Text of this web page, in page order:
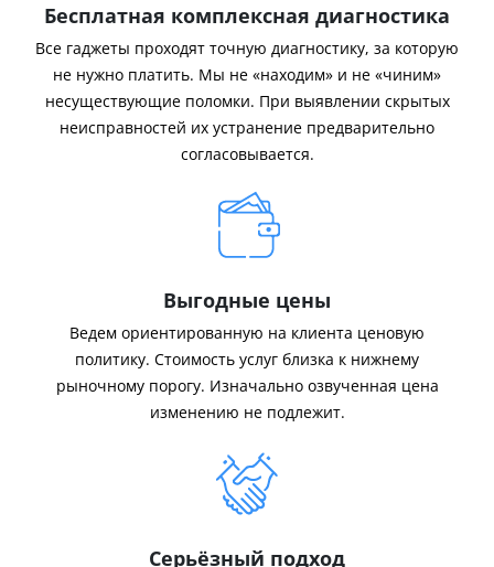
Бесплатная комплексная диагностика
Все гаджеты проходят точную диагностику, за которую
не нужно платить. Мы не «находим» и не «чиним»
несуществующие поломки. При выявлении скрытых
неисправностей их устранение предварительно
согласовывается.
Выгодные цены
Ведем ориентированную на клиента ценовую
политику. Стоимость услуг близка к нижнему
рыночному порогу. Изначально озвученная цена
изменению не подлежит.
Серьёзный подход